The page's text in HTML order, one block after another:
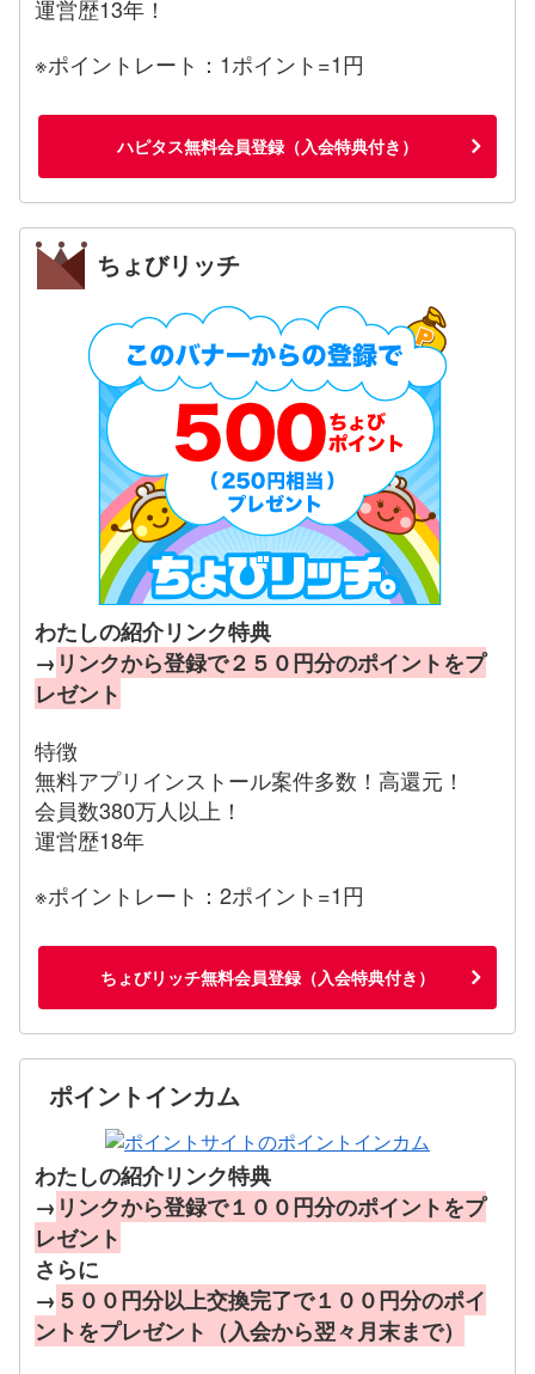
運営歴13年！
※ポイントレート：1ポイント=1円
ハピタス無料会員登録（入会特典付き）
ちょびリッチ
わたしの紹介リンク特典
→ リンクから登録で２５０円分のポイントをプ
レゼント
特徴
無料アプリインストール案件多数！高還元！
会員数380万人以上！
運営歴18年
※ポイントレート：2ポイント=1円
ちょびリッチ無料会員登録（入会特典付き）
ポイントインカム
わたしの紹介リンク特典
→ リンクから登録で１００円分のポイントをプ
レゼント
さらに
→ ５００円分以上交換完了で１００円分のポイ
ントをプレゼント（入会から翌々月末まで）